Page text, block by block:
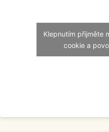
Klepnutím přijměte
cookie a